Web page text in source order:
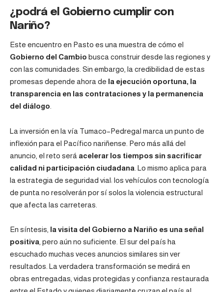
¿podrá el Gobierno cumplir con
Nariño?
Este encuentro en Pasto es una muestra de cómo el
Gobierno del Cambio busca construir desde las regiones y
con las comunidades. Sin embargo, la credibilidad de estas
promesas depende ahora de la ejecución oportuna, la
transparencia en las contrataciones y la permanencia
del diálogo.
La inversión en la vía Tumaco–Pedregal marca un punto de
inflexión para el Pacífico nariñense. Pero más allá del
anuncio, el reto será acelerar los tiempos sin sacrificar
calidad ni participación ciudadana . Lo mismo aplica para
la estrategia de seguridad vial: los vehículos con tecnología
de punta no resolverán por sí solos la violencia estructural
que afecta las carreteras.
En síntesis, la visita del Gobierno a Nariño es una señal
positiva, pero aún no suficiente. El sur del país ha
escuchado muchas veces anuncios similares sin ver
resultados. La verdadera transformación se medirá en
obras entregadas, vidas protegidas y confianza restaurada